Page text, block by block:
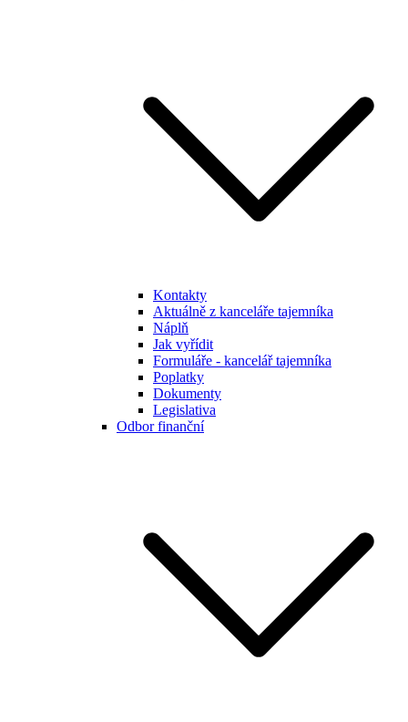
Kontakty
Aktuálně z kanceláře tajemníka
Náplň
Jak vyřídit
Formuláře - kancelář tajemníka
Poplatky
Dokumenty
Legislativa
Odbor finanční